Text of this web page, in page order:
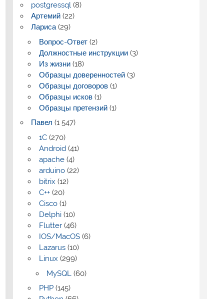
postgressql (8)
Артемий (22)
Лариса(29)
Вопрос-Ответ(2)
Должностные инструкции(3)
Из жизни(18)
Образцы доверенностей(3)
Образцы договоров(1)
Образцы исков(1)
Образцы претензий(1)
Павел (1 547)
1C(270)
Android(41)
apache(4)
arduino(22)
bitrix (12)
C++(20)
Cisco(1)
Delphi(10)
Flutter(46)
IOS/MacOS(6)
Lazarus(10)
Linux (299)
MySQL(60)
PHP(145)